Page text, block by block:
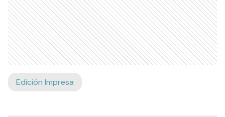
Edición Impresa